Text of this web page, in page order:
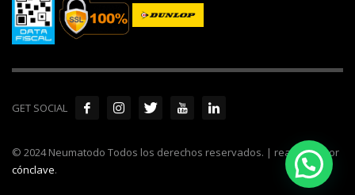
GET SOCIAL
© 2024 Neumatodo Todos los derechos reservados. | realizado por
cónclave.